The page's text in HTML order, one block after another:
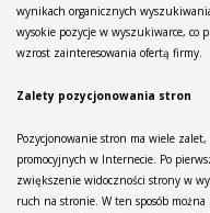
wynikach organicznych
wysokie pozycje w wyszukiwarce, co
wzrost zainteresowania ofertą firmy.
Zalety pozycjonowania stron
Pozycjonowanie stron ma wiele
promocyjnych w Internecie. Po
zwiększenie widoczności strony w
ruch na stronie. W ten sposób